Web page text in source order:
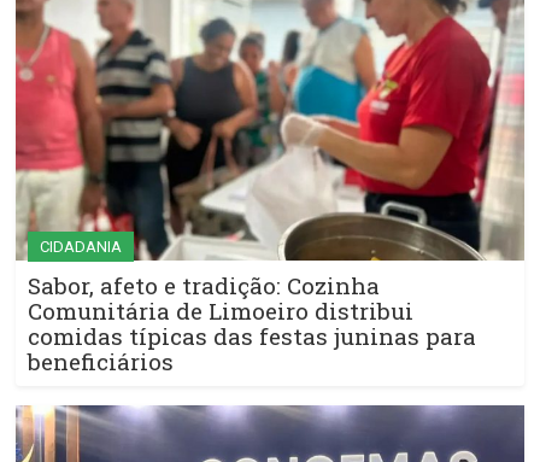
CIDADANIA
Sabor, afeto e tradição: Cozinha
Comunitária de Limoeiro distribui
comidas típicas das festas juninas para
beneficiários